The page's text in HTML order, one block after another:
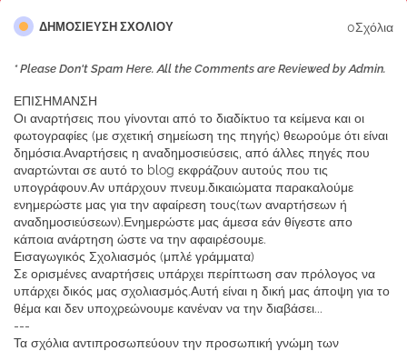
ΔΗΜΟΣΊΕΥΣΗ ΣΧΟΛΊΟΥ 0Σχόλια
* Please Don't Spam Here. All the Comments are Reviewed by Admin.
ΕΠΙΣΗΜΑΝΣΗ
Οι αναρτήσεις που γίνονται από το διαδίκτυο τα κείμενα και οι
φωτογραφίες (με σχετική σημείωση της πηγής) θεωρούμε ότι είναι
δημόσια.Αναρτήσεις η αναδημοσιεύσεις, από άλλες πηγές που
αναρτώνται σε αυτό το blog εκφράζουν αυτούς που τις
υπογράφουν.Αν υπάρχουν πνευμ.δικαιώματα παρακαλούμε
ενημερώστε μας για την αφαίρεση τους(των αναρτήσεων ή
αναδημοσιεύσεων).Ενημερώστε μας άμεσα εάν θίγεστε απο
κάποια ανάρτηση ώστε να την αφαιρέσουμε.
Εισαγωγικός Σχολιασμός (μπλέ γράμματα)
Σε ορισμένες αναρτήσεις υπάρχει περίπτωση σαν πρόλογος να
υπάρχει δικός μας σχολιασμός.Αυτή είναι η δική μας άποψη για το
θέμα και δεν υποχρεώνουμε κανέναν να την διαβάσει...
---
Τα σχόλια αντιπροσωπεύουν την προσωπική γνώμη των